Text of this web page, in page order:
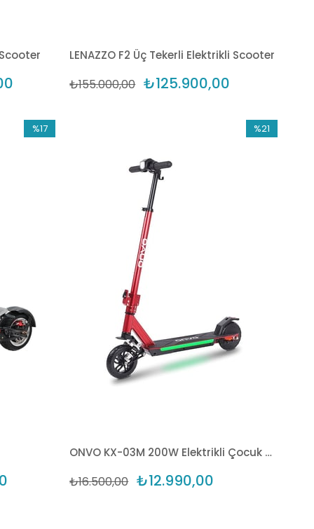
LENAZZO F2 Üç Tekerli Elektrikli Scooter
₺125.900,00
₺155.000,00
%17
ONVO KX-03M 200W Elektrikli Çocuk Scooter - Kırmızı
₺12.990,00
₺16.500,00
%21